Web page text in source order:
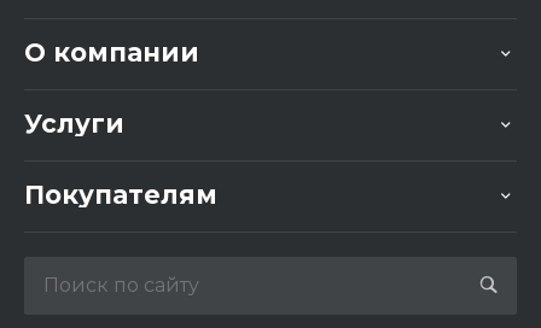
О компании
Услуги
Покупателям